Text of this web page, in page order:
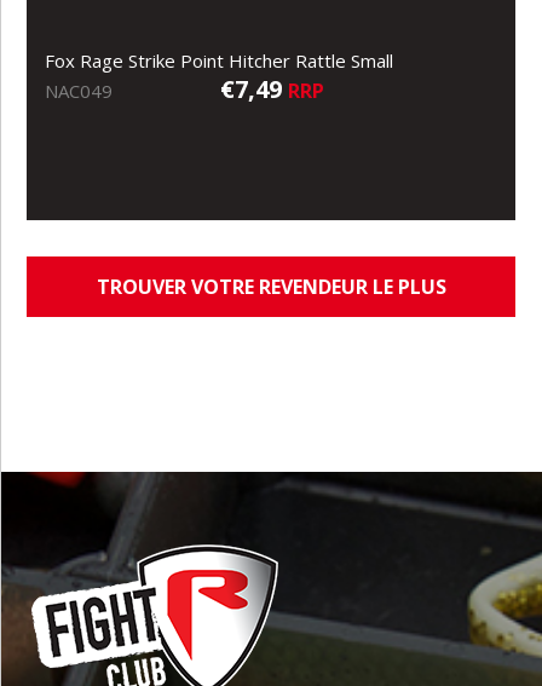
Fox Rage Strike Point Hitcher Rattle Small
NAC049
€7,49 RRP
TROUVER VOTRE REVENDEUR LE PLUS